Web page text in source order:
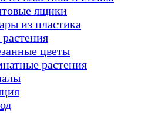
ящики
из пластика
цветы
растения